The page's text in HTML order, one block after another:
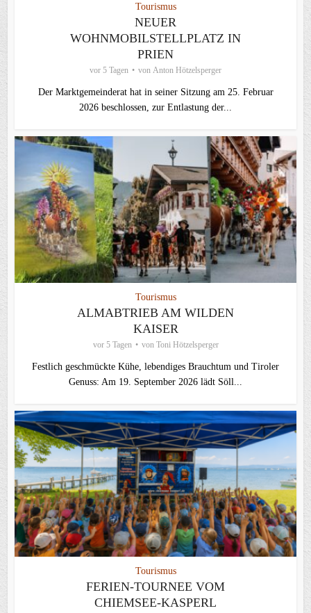
Tourismus
NEUER
WOHNMOBILSTELLPLATZ IN
PRIEN
vor 5 Tagen von Anton Hötzelsperger
Der Marktgemeinderat hat in seiner Sitzung am 25. Februar
2026 beschlossen, zur Entlastung der...
Tourismus
ALMABTRIEB AM WILDEN
KAISER
vor 5 Tagen von Toni Hötzelsperger
Festlich geschmückte Kühe, lebendiges Brauchtum und Tiroler
Genuss: Am 19. September 2026 lädt Söll...
Tourismus
FERIEN-TOURNEE VOM
CHIEMSEE-KASPERL